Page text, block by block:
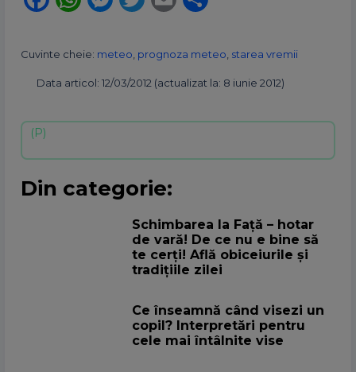
Cuvinte cheie: meteo prognoza meteo starea vremii
Data articol: 12/03/2012 (actualizat la: 8 iunie 2012)
Din categorie:
Schimbarea la Față – hotar
de vară! De ce nu e bine să
te cerți! Află obiceiurile și
tradițiile zilei
Ce înseamnă când visezi un
copil? Interpretări pentru
cele mai întâlnite vise